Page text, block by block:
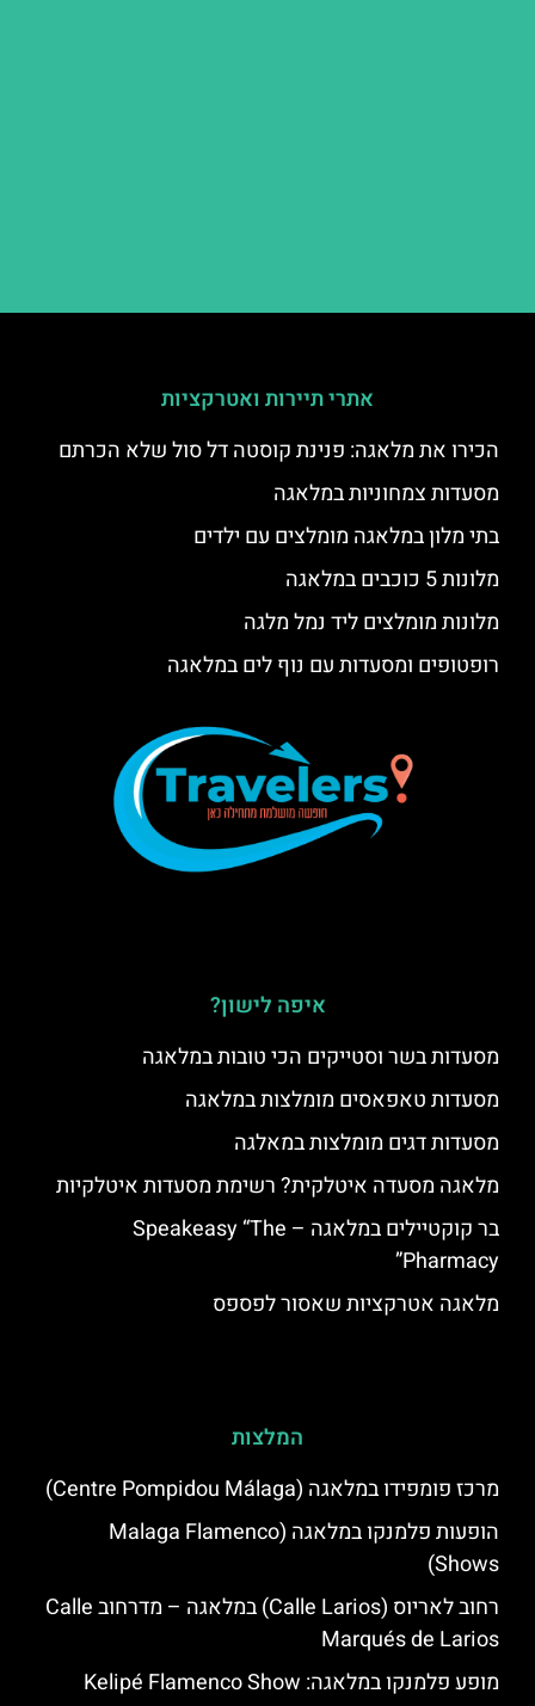
אתרי תיירות ואטרקציות
הכירו את מלאגה: פנינת קוסטה דל סול שלא הכרתם
מסעדות צמחוניות במלאגה
בתי מלון במלאגה מומלצים עם ילדים
מלונות 5 כוכבים במלאגה
מלונות מומלצים ליד נמל מלגה
רופטופים ומסעדות עם נוף לים במלאגה
איפה לישון?
מסעדות בשר וסטייקים הכי טובות במלאגה
מסעדות טאפאסים מומלצות במלאגה
מסעדות דגים מומלצות במאלגה
מלאגה מסעדה איטלקית? רשימת מסעדות איטלקיות
בר קוקטיילים במלאגה – Speakeasy “The
Pharmacy”
מלאגה אטרקציות שאסור לפספס
המלצות
מרכז פומפידו במלאגה (Centre Pompidou Málaga)
הופעות פלמנקו במלאגה (Malaga Flamenco
Shows)
רחוב לאריוס (Calle Larios) במלאגה – מדרחוב Calle
Marqués de Larios
מופע פלמנקו במלאגה: Kelipé Flamenco Show